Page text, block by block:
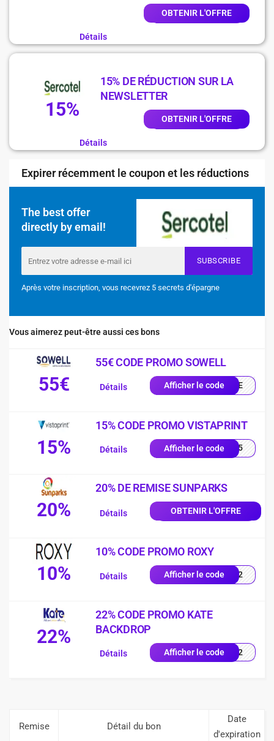
OBTENIR L'OFFRE
Détails
15%
15% DE RÉDUCTION SUR LA
NEWSLETTER
OBTENIR L'OFFRE
Détails
Expirer récemment le coupon et les réductions
The best offer
directly by email!
SUBSCRIBE
Après votre inscription, vous recevrez 5 secrets d'épargne
Vous aimerez peut-être aussi ces bons
55€
55€ CODE PROMO SOWELL
Afficher le codeENUE
Détails
15%
15% CODE PROMO VISTAPRINT
Afficher le codeAU15
Détails
20%
20% DE REMISE SUNPARKS
OBTENIR L'OFFRE
Détails
10%
10% CODE PROMO ROXY
Afficher le codeD942
Détails
22%
22% CODE PROMO KATE
BACKDROP
Afficher le codeUE22
Détails
Remise Détail du bon
Date
d'expiration